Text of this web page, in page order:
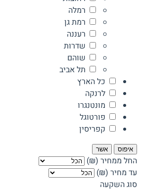
רמלה
רמת גן
רעננה
שדרות
שוהם
תל אביב
כל הארץ
לרנקה
מונטנגרו
פורטוגל
קפריסין
איפוס אשר
החל ממחיר (₪)
עד מחיר (₪)
סוג השקעה